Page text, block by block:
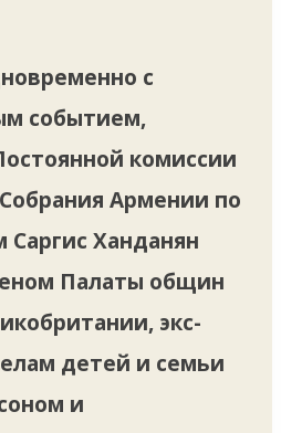
с
событием,
комиссии
Армении по
Ханданян
Палаты общин
экс-
детей и семьи
и